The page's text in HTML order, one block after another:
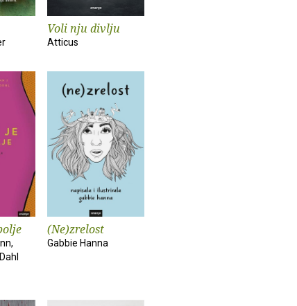
Voli nju divlju
Atticus
(Ne)zrelost
Gabbie Hanna